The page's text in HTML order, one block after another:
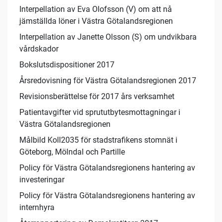
Interpellation av Eva Olofsson (V) om att nå
jämställda löner i Västra Götalandsregionen
Interpellation av Janette Olsson (S) om undvikbara
vårdskador
Bokslutsdispositioner 2017
Årsredovisning för Västra Götalandsregionen 2017
Revisionsberättelse för 2017 års verksamhet
Patientavgifter vid sprututbytesmottagningar i
Västra Götalandsregionen
Målbild Koll2035 för stadstrafikens stomnät i
Göteborg, Mölndal och Partille
Policy för Västra Götalandsregionens hantering av
investeringar
Policy för Västra Götalandsregionens hantering av
internhyra